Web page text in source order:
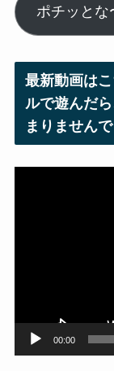
ル
ア
ス
ポチッとな
最新動画は
ルで遊んだ
まりません
00:00